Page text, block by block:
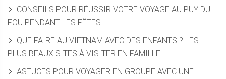
CONSEILS POUR RÉUSSIR VOTRE VOYAGE AU PUY DU
FOU PENDANT LES FÊTES
QUE FAIRE AU VIETNAM AVEC DES ENFANTS ? LES
PLUS BEAUX SITES À VISITER EN FAMILLE
ASTUCES POUR VOYAGER EN GROUPE AVEC UNE